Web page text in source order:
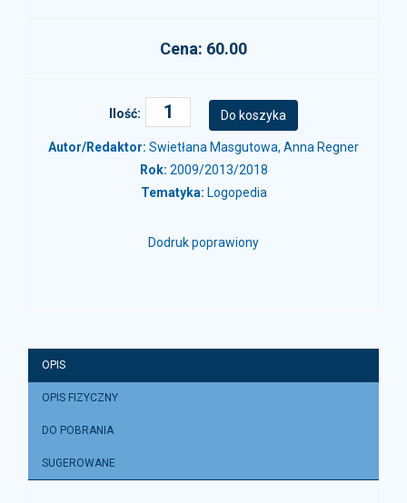
Cena: 60.00
Ilość:
Autor/Redaktor: Swietłana Masgutowa, Anna Regner
Rok: 2009/2013/2018
Tematyka: Logopedia
Dodruk poprawiony
OPIS
OPIS FIZYCZNY
DO POBRANIA
SUGEROWANE